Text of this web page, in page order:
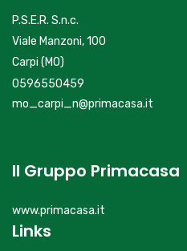
P.S.E.R. S.n.c.
Viale Manzoni, 100
Carpi (MO)
0596550459
mo_carpi_n@primacasa.it
Il Gruppo Primacasa
www.primacasa.it
Links